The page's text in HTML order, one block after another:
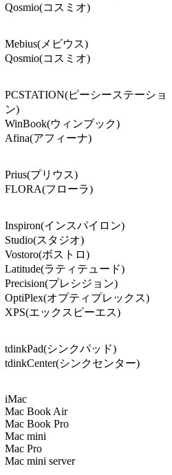
Qosmio(コスミオ)
Mebius(メビウス)
Qosmio(コスミオ)
PCSTATION(ピーシーステーショ
ン)
WinBook(ウィンブック)
Afina(アフィーナ)
Prius(プリウス)
FLORA(フローラ)
Inspiron(インスパイロン)
Studio(スタジオ)
Vostoro(ボストロ)
Latitude(ラティテュード)
Precision(プレシジョン)
OptiPlex(オプティプレックス)
XPS(エックスピーエス)
tdinkPad(シンクパッド)
tdinkCenter(シンクセンター)
iMac
Mac Book Air
Mac Book Pro
Mac mini
Mac Pro
Mac mini server